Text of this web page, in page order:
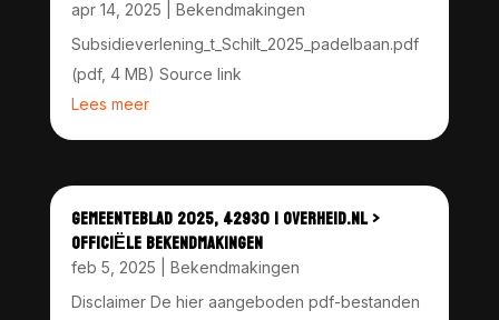
apr 14, 2025
Bekendmakingen
Subsidieverlening_t_Schilt_2025_padelbaan.pdf
(pdf, 4 MB) Source link
Lees meer
GEMEENTEBLAD 2025, 42930 | OVERHEID.NL >
OFFICIËLE BEKENDMAKINGEN
feb 5, 2025
Bekendmakingen
Disclaimer De hier aangeboden pdf-bestanden